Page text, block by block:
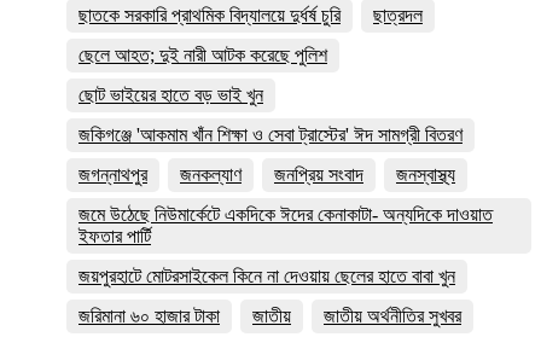
ছাতকে সরকারি প্রাথমিক বিদ্যালয়ে দুর্ধর্ষ চুরি
ছাত্রদল
ছেলে আহত; দুই নারী আটক করেছে পুলিশ
ছোট ভাইয়ের হাতে বড় ভাই খুন
জকিগঞ্জে 'আকমাম খাঁন শিক্ষা ও সেবা ট্রাস্টের' ঈদ সামগ্রী বিতরণ
জগন্নাথপুর
জনকল্যাণ জনপ্রিয় সংবাদ
জনস্বাস্থ্য
জমে উঠেছে নিউমার্কেটে একদিকে ঈদের কেনাকাটা- অন্যদিকে দাওয়াত
ইফতার পার্টি
জয়পুরহাটে মোটরসাইকেল কিনে না দেওয়ায় ছেলের হাতে বাবা খুন
জরিমানা ৬০ হাজার টাকা
জাতীয়
জাতীয় অর্থনীতির সুখবর